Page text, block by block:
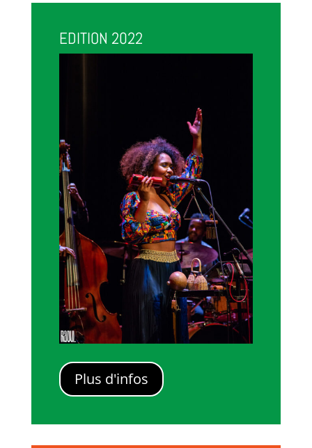
EDITION 2022
Plus d'infos